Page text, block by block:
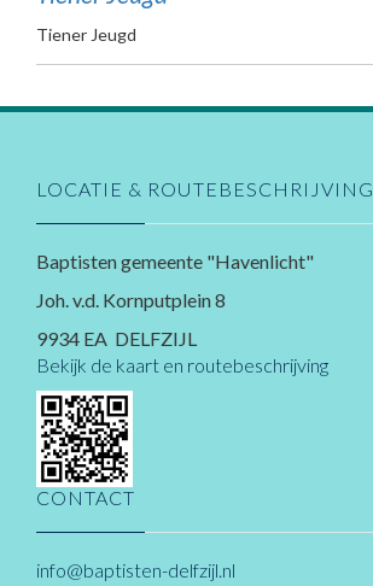
Tiener Jeugd
LOCATIE & ROUTEBESCHRIJVING
Baptisten gemeente "Havenlicht"
Joh. v.d. Kornputplein 8
9934 EA DELFZIJL
Bekijk de kaart en routebeschrijving
CONTACT
info@baptisten-delfzijl.nl